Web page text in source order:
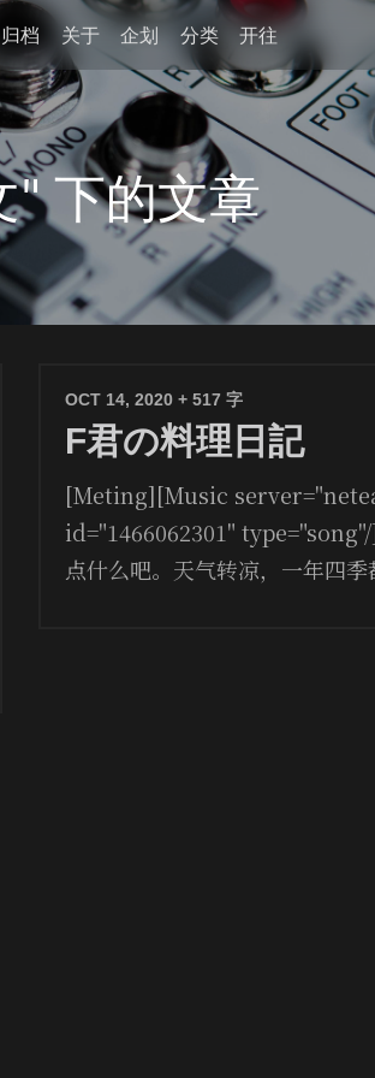
归档 关于 企划 分类 开往
" 下的文章
OCT 14, 2020 + 517 字
F君の料理日記
[Meting][Music
id="1466062301"
点什么吧。天气转凉，一年四